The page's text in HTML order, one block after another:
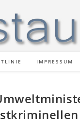
IMPRESSUM